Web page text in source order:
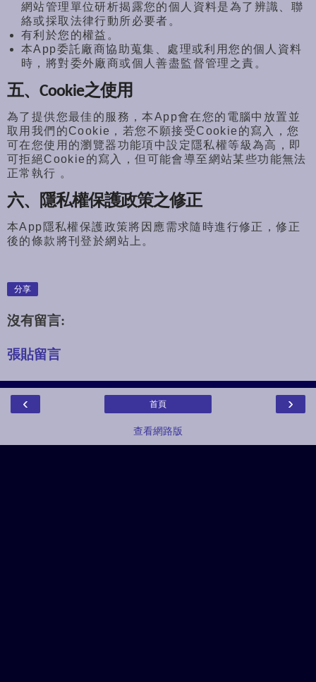
網站管理單位研析揭露您的個人資料是為了辨識、 聯
絡或採取法律行動所必要者。
有利於您的權益。
本App委託廠商協助蒐集、處理或利用您的個人資料
時， 將對委外廠商或個人善盡監督管理之責。
五、Cookie之使用
為了提供您最佳的服務，本App會在您的電腦中放置並
取用我們的Cookie， 若您不願接受Cookie的寫入，您
可在您使用的瀏覽器功能項中設定隱私權等級為高， 即
可拒絕Cookie的寫入，但可能會導至網站某些功能無法
正常執行 。
六、隱私權保護政策之修正
本App隱私權保護政策將因應需求隨時進行修正，修正
後的條款將刊登於網站上。
分享
沒有留言:
張貼留言
‹ ›
首頁
查看網路版